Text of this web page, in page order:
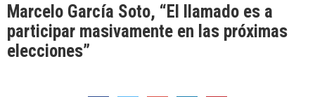
Marcelo García Soto, “El llamado es a
participar masivamente en las próximas
elecciones”